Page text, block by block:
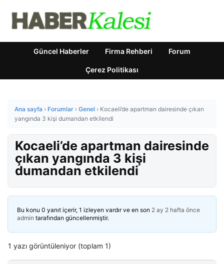
Güncel Haberler Firma Rehberi Forum
Çerez Politikası
Ana sayfa › Forumlar › Genel › Kocaeli’de apartman dairesinde çıkan
yangında 3 kişi dumandan etkilendi
Kocaeli’de apartman dairesinde
çıkan yangında 3 kişi
dumandan etkilendi
Bu konu 0 yanıt içerir, 1 izleyen vardır ve en son 2 ay 2 hafta önce
admin tarafından güncellenmiştir.
1 yazı görüntüleniyor (toplam 1)